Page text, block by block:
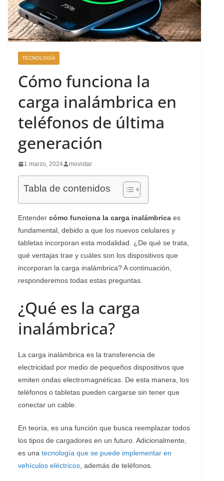
TECNOLOGÍA
Cómo funciona la
carga inalámbrica en
teléfonos de última
generación
1 marzo, 2024 movistar
Tabla de contenidos
Entender cómo funciona la carga inalámbrica es
fundamental, debido a que los nuevos celulares y
tabletas incorporan esta modalidad. ¿De qué se trata,
qué ventajas trae y cuáles son los dispositivos que
incorporan la carga inalámbrica? A continuación,
responderemos todas estas preguntas.
¿Qué es la carga
inalámbrica?
La carga inalámbrica es la transferencia de
electricidad por medio de pequeños dispositivos que
emiten ondas electromagnéticas. De esta manera, los
teléfonos o tabletas pueden cargarse sin tener que
conectar un cable.
En teoría, es una función que busca reemplazar todos
los tipos de cargadores en un futuro. Adicionalmente,
es una tecnología que se puede implementar en
vehículos eléctricos , además de teléfonos.